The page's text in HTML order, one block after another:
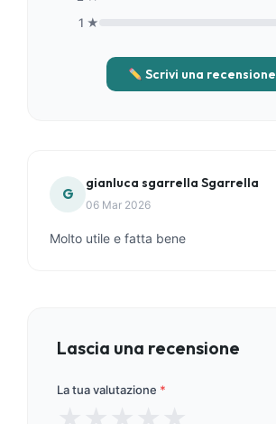
1 ★
Scrivi una recensione
G
gianluca sgarrella Sgarrella
06 Mar 2026
Molto utile e fatta bene
Lascia una recensione
La tua valutazione *